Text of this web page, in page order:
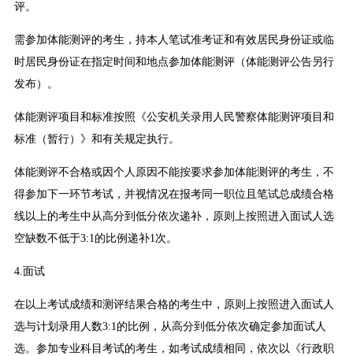
评。
需参加体能测评的考生，持本人笔试准考证和有效居民身份证或临
时居民身份证在指定时间和地点参加体能测评（体能测评公告另行
发布）。
体能测评项目和标准按照《公安机关录用人民警察体能测评项目和
标准（暂行）》和有关规定执行。
体能测评不合格或因个人原因不能按要求参加体能测评的考生，不
得参加下一环节考试，并视情况在报考同一职位且笔试总成绩合格
线以上的考生中从高分到低分依次递补，原则上按照进入面试人选
空缺数不低于3:1的比例递补1次。
4.面试
在以上考试成绩和测评结果合格的考生中，原则上按照进入面试人
选与计划录用人数3:1的比例，从高分到低分依次确定参加面试人
选。参加专业科目考试的考生，如考试成绩相同，依次以《行政职